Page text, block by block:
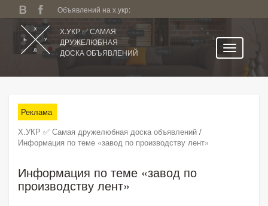
Объявлений на х.укр:
Х.УКР ✅ САМАЯ
ДРУЖЕЛЮБНАЯ
ДОСКА ОБЪЯВЛЕНИЙ
Все регионы
Категории
Избранное
Поиск по сайту
Подать объявление
Реклама
Х.УКР ✅ Самая дружелюбная доска объявлений /
Информация по теме «завод по производству лент»
Информация по теме «завод по
производству лент»